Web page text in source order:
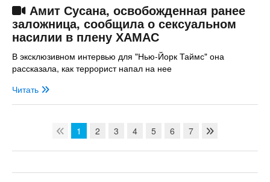
Амит Сусана, освобожденная ранее
заложница, сообщила о сексуальном
насилии в плену ХАМАС
В эксклюзивном интервью для "Нью-Йорк Таймс" она
рассказала, как террорист напал на нее
Читать
1 2 3 4 5 6 7